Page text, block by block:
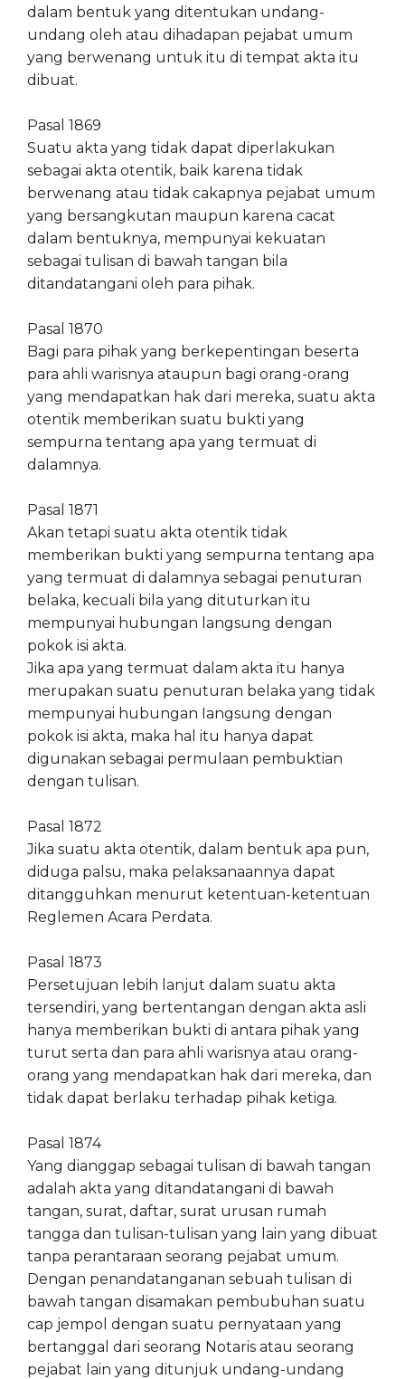
dalam bentuk yang ditentukan undang-
undang oleh atau dihadapan pejabat umum
yang berwenang untuk itu di tempat akta itu
dibuat.
Pasal 1869
Suatu akta yang tidak dapat diperlakukan
sebagai akta otentik, baik karena tidak
berwenang atau tidak cakapnya pejabat umum
yang bersangkutan maupun karena cacat
dalam bentuknya, mempunyai kekuatan
sebagai tulisan di bawah tangan bila
ditandatangani oleh para pihak.
Pasal 1870
Bagi para pihak yang berkepentingan beserta
para ahli warisnya ataupun bagi orang-orang
yang mendapatkan hak dari mereka, suatu akta
otentik memberikan suatu bukti yang
sempurna tentang apa yang termuat di
dalamnya.
Pasal 1871
Akan tetapi suatu akta otentik tidak
memberikan bukti yang sempurna tentang apa
yang termuat di dalamnya sebagai penuturan
belaka, kecuali bila yang dituturkan itu
mempunyai hubungan langsung dengan
pokok isi akta.
Jika apa yang termuat dalam akta itu hanya
merupakan suatu penuturan belaka yang tidak
mempunyai hubungan Iangsung dengan
pokok isi akta, maka hal itu hanya dapat
digunakan sebagai permulaan pembuktian
dengan tulisan.
Pasal 1872
Jika suatu akta otentik, dalam bentuk apa pun,
diduga palsu, maka pelaksanaannya dapat
ditangguhkan menurut ketentuan-ketentuan
Reglemen Acara Perdata.
Pasal 1873
Persetujuan lebih lanjut dalam suatu akta
tersendiri, yang bertentangan dengan akta asli
hanya memberikan bukti di antara pihak yang
turut serta dan para ahli warisnya atau orang-
orang yang mendapatkan hak dari mereka, dan
tidak dapat berlaku terhadap pihak ketiga.
Pasal 1874
Yang dianggap sebagai tulisan di bawah tangan
adalah akta yang ditandatangani di bawah
tangan, surat, daftar, surat urusan rumah
tangga dan tulisan-tulisan yang lain yang dibuat
tanpa perantaraan seorang pejabat umum.
Dengan penandatanganan sebuah tulisan di
bawah tangan disamakan pembubuhan suatu
cap jempol dengan suatu pernyataan yang
bertanggal dari seorang Notaris atau seorang
pejabat lain yang ditunjuk undang-undang